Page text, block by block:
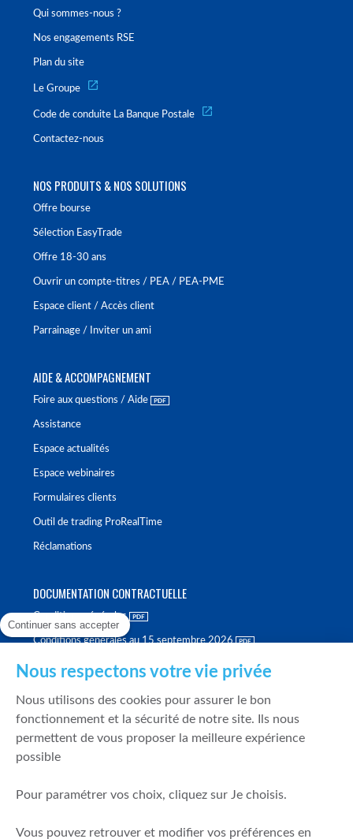
Qui sommes-nous ?
Nos engagements RSE
Plan du site
Le Groupe
Code de conduite La Banque Postale
Contactez-nous
NOS PRODUITS & NOS SOLUTIONS
Offre bourse
Sélection EasyTrade
Offre 18-30 ans
Ouvrir un compte-titres / PEA / PEA-PME
Espace client / Accès client
Parrainage / Inviter un ami
AIDE & ACCOMPAGNEMENT
Foire aux questions / Aide
Assistance
Espace actualités
Espace webinaires
Formulaires clients
Outil de trading ProRealTime
Réclamations
DOCUMENTATION CONTRACTUELLE
Conditions générales
Conditions générales au 15 septembre 2026
Politique de meilleure sélection
Politique de durabilité
Fonds de garantie des dépôts et de résolution
Mentions légales
Continuer sans accepter
Nous respectons votre vie privée
Nous utilisons des cookies pour assurer le bon
fonctionnement et la sécurité de notre site. Ils nous
permettent de vous proposer la meilleure expérience
possible
Pour paramétrer vos choix, cliquez sur Je choisis.
Vous pouvez retrouver et modifier vos préférences en